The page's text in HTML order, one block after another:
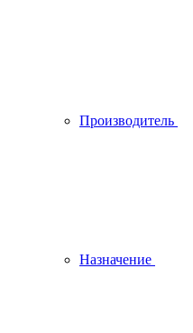
Производитель
Назначение